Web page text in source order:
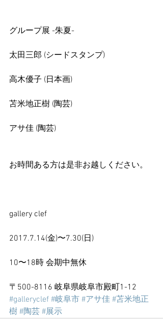
グループ展 -朱夏-
太田三郎 (シードスタンプ)
高木優子 (日本画)
苫米地正樹 (陶芸)
アサ佳 (陶芸)
お時間ある方は是非お越しください。
gallery clef
2017.7.14(金)〜7.30(日)
10〜18時 会期中無休
〒500-8116 岐阜県岐阜市殿町1-12
#galleryclef #岐阜市 #アサ佳 #苫米地正
樹 #陶芸 #展示